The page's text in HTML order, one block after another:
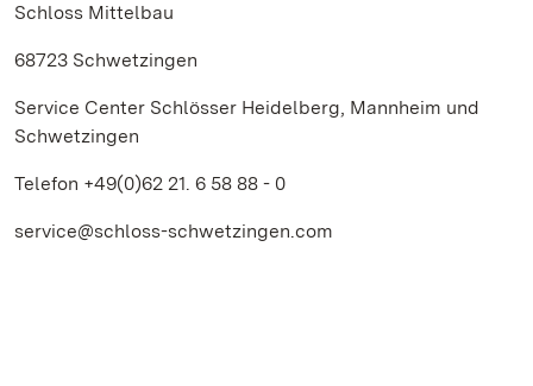
Schloss Mittelbau
68723 Schwetzingen
Service Center Schlösser Heidelberg, Mannheim und
Schwetzingen
Telefon +49(0)62 21. 6 58 88 - 0
service@schloss-schwetzingen.com